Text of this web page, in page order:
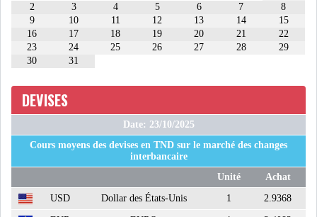
MAGHREB VA VERS...
RSS
INTERNATIONAL
MENA AFRIQUE DU NORD
2
3 4 5 6 7
8
9
10 11 12 13 14
15
16
17 18 19 20 21
22
23
24 25 26 27 28
29
30
31
DEVISES
Date: 23/10/2025
Cours moyens des devises en TND sur le marché des changes
interbancaire
Unité
Achat
USD
Dollar des États-Unis 1 2.9368